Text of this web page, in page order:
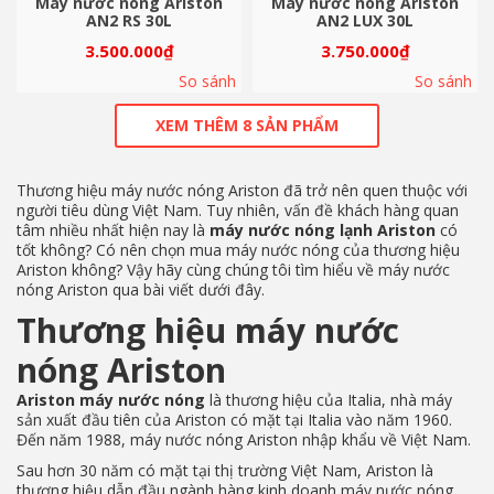
Máy gián tiếp có thể lắp đặt âm tường, tiết kiệm không gian,
cơ chế chống giật và cầu dao ngắt điện ELCB khi quá tải, bảo
đảm an toàn tối đa cho người dùng.
Ariston là thương hiệu uy tín số 1 tại Việt Nam, sản phẩm của
Ariston có chất lượng vượt trội nhất hiện nay. Máy không chỉ tốt,
bền bỉ mà còn an toàn cho người dùng. Sản phẩm giúp người
hoạt hàng ngày
AN2 RS 30L
3.500.000₫
So sánh
AN2 LUX 30L
3.750.000₫
So sánh
XEM THÊM 8 SẢN PHẨM
Thương hiệu máy nước nóng Ariston đã trở nên quen thuộc với
người tiêu dùng Việt Nam. Tuy nhiên, vấn đề khách hàng quan
tâm nhiều nhất hiện nay là máy nước nóng lạnh Ariston có
tốt không? Có nên chọn mua máy nước nóng của thương hiệu
Ariston không? Vậy hãy cùng chúng tôi tìm hiểu về máy nước
nóng Ariston qua bài viết dưới đây.
Thương hiệu máy nước
nóng Ariston
Ariston máy nước nóng là thương hiệu của Italia, nhà máy
sản xuất đầu tiên của Ariston có mặt tại Italia vào năm 1960.
Đến năm 1988, máy nước nóng Ariston nhập khẩu về Việt Nam.
Sau hơn 30 năm có mặt tại thị trường Việt Nam, Ariston là